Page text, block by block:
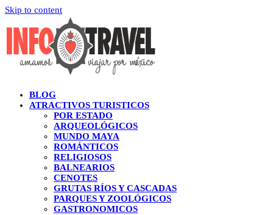
Skip to content
BLOG
ATRACTIVOS TURISTICOS
POR ESTADO
ARQUEOLÓGICOS
MUNDO MAYA
ROMÁNTICOS
RELIGIOSOS
BALNEARIOS
CENOTES
GRUTAS RÍOS Y CASCADAS
PARQUES Y ZOOLÓGICOS
GASTRONOMICOS